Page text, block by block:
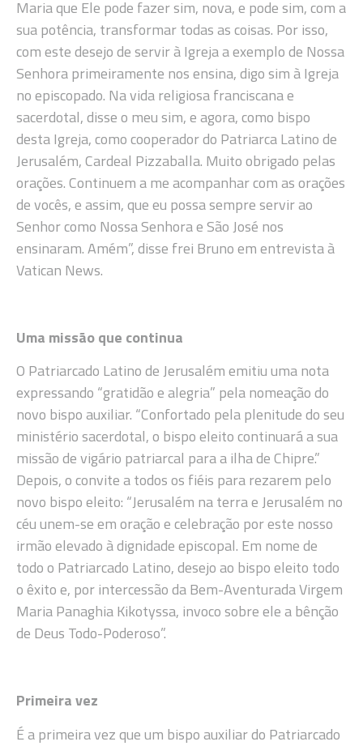
Maria que Ele pode fazer sim, nova, e pode sim, com a
sua potência, transformar todas as coisas. Por isso,
com este desejo de servir à Igreja a exemplo de Nossa
Senhora primeiramente nos ensina, digo sim à Igreja
no episcopado. Na vida religiosa franciscana e
sacerdotal, disse o meu sim, e agora, como bispo
desta Igreja, como cooperador do Patriarca Latino de
Jerusalém, Cardeal Pizzaballa. Muito obrigado pelas
orações. Continuem a me acompanhar com as orações
de vocês, e assim, que eu possa sempre servir ao
Senhor como Nossa Senhora e São José nos
ensinaram. Amém”, disse frei Bruno em entrevista à
Vatican News.
Uma missão que continua
O Patriarcado Latino de Jerusalém emitiu uma nota
expressando “gratidão e alegria” pela nomeação do
novo bispo auxiliar. “Confortado pela plenitude do seu
ministério sacerdotal, o bispo eleito continuará a sua
missão de vigário patriarcal para a ilha de Chipre.”
Depois, o convite a todos os fiéis para rezarem pelo
novo bispo eleito: “Jerusalém na terra e Jerusalém no
céu unem-se em oração e celebração por este nosso
irmão elevado à dignidade episcopal. Em nome de
todo o Patriarcado Latino, desejo ao bispo eleito todo
o êxito e, por intercessão da Bem-Aventurada Virgem
Maria Panaghia Kikotyssa, invoco sobre ele a bênção
de Deus Todo-Poderoso”.
Primeira vez
É a primeira vez que um bispo auxiliar do Patriarcado